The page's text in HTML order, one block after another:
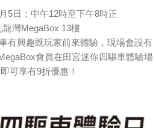
5日；中午12時至下午8時正
龍灣MegaBox 13樓
有興趣既玩家前來體驗，現場會設有
會員在田宮迷你四驅車體驗場
可享有9折優惠！